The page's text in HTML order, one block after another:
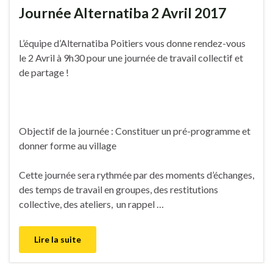
Journée Alternatiba 2 Avril 2017
L’équipe d’Alternatiba Poitiers vous donne rendez-vous
le 2 Avril à 9h30 pour une journée de travail collectif et
de partage !
Objectif de la journée : Constituer un pré-programme et
donner forme au village
Cette journée sera rythmée par des moments d’échanges,
des temps de travail en groupes, des restitutions
collective, des ateliers, un rappel …
Lire la suite